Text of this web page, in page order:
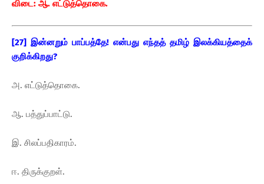
விடை: ஆ. எட்டுத்தொகை.
[27] இன்னறும் பாப்பத்தே! என்பது எந்தத் தமிழ் இலக்கியத்தைக்
குறிக்கிறது?
அ. எட்டுத்தொகை.
ஆ. பத்துப்பாட்டு.
இ. சிலப்பதிகாரம்.
ஈ. திருக்குறள்.